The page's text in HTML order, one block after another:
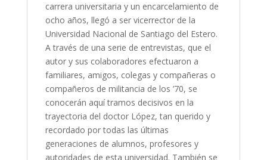
carrera universitaria y un encarcelamiento de
ocho años, llegó a ser vicerrector de la
Universidad Nacional de Santiago del Estero.
A través de una serie de entrevistas, que el
autor y sus colaboradores efectuaron a
familiares, amigos, colegas y compañeras o
compañeros de militancia de los ’70, se
conocerán aquí tramos decisivos en la
trayectoria del doctor López, tan querido y
recordado por todas las últimas
generaciones de alumnos, profesores y
autoridades de esta universidad. También se